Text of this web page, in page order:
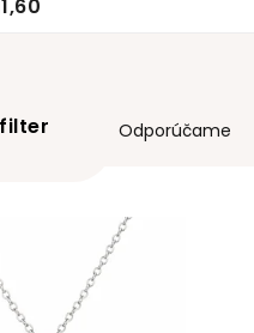
R
a
n
i
Odporúčame